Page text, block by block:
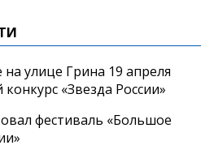
улице Грина 19 апреля
«Звезда России»
фестиваль «Большое